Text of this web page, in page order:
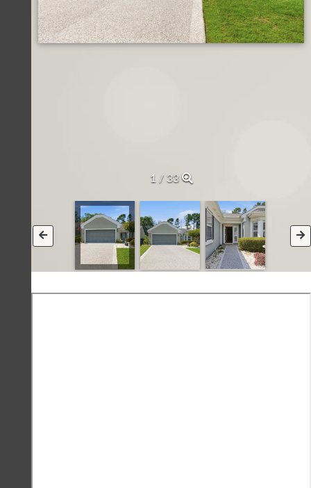
1 / 33